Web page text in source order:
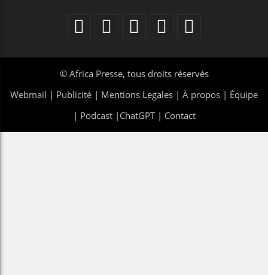
© Africa Presse, tous droits réservés
Webmail | Publicité | Mentions Legales | À propos | Équipe
| Podcast| ChatGPT| Contact